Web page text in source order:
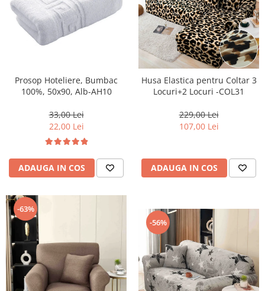
Lenjerii de pat Bumbac Poplin
Lenjerii de pat Catifea
Lenjerii de pat Finet cu PLIURI
Lenjerii de pat finet Home
Lenjerii de pat Saten 4 piese cu
Prosop Hoteliere, Bumbac
100%, 50x90, Alb-AH10
33,00 Lei
22,00 Lei
ADAUGA IN COS
Husa Elastica pentru Coltar 3
Locuri+2 Locuri -COL31
229,00 Lei
107,00 Lei
ADAUGA IN COS
-63%
-56%